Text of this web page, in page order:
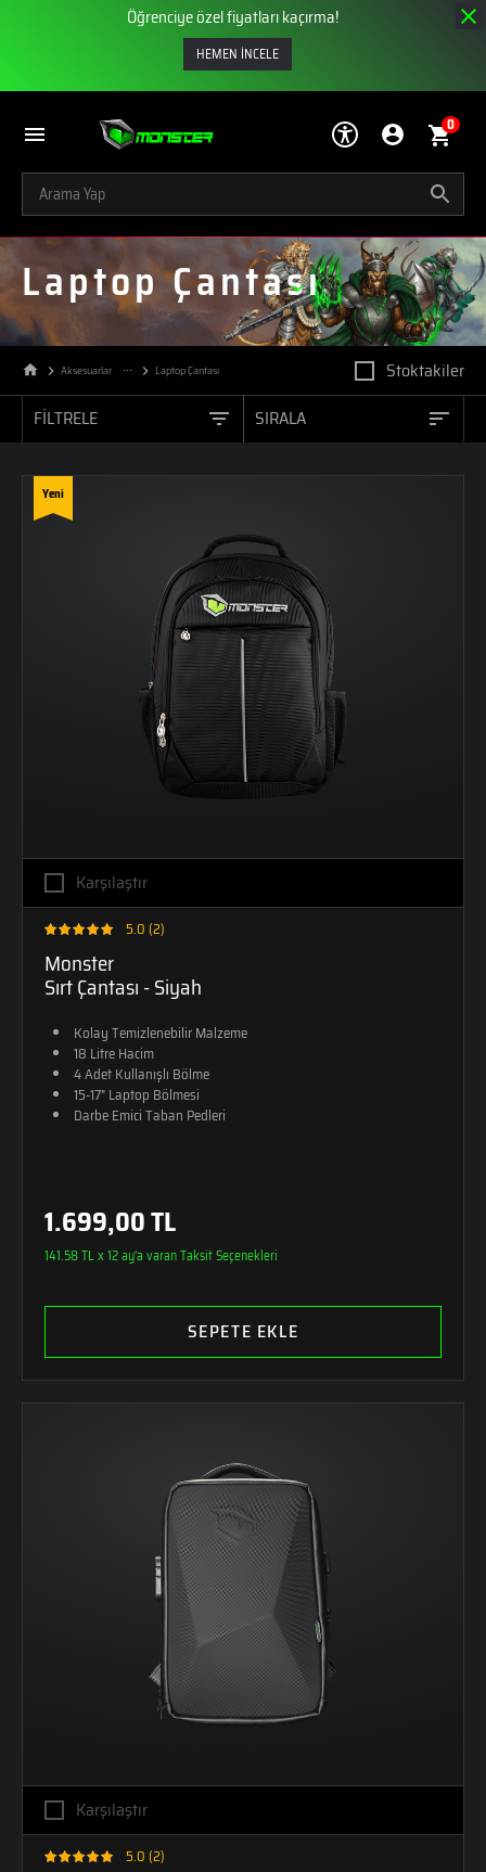
Öğrenciye özel fiyatları kaçırma!
HEMEN İNCELE
0
Laptop Çantası
Aksesuarlar Laptop Çantası
Stoktakiler
FİLTRELE
SIRALA
Yeni
Karşılaştır
5.0 (2)
Monster
Sırt Çantası - Siyah
Kolay Temizlenebilir Malzeme
18 Litre Hacim
4 Adet Kullanışlı Bölme
15-17" Laptop Bölmesi
Darbe Emici Taban Pedleri
1.699,00 TL
141.58 TL x 12 ay'a varan Taksit Seçenekleri
SEPETE EKLE
Karşılaştır
5.0 (2)